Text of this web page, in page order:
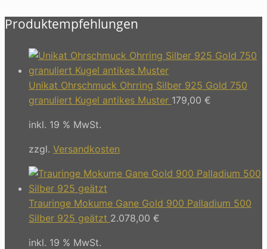
Produktempfehlungen
Unikat Ohrschmuck Ohrring Silber 925 Gold 750
granuliert Kugel antikes Muster 179,00 €
inkl. 19 % MwSt.
zzgl. Versandkosten
Trauringe Mokume Gane Gold 900 Palladium 500
Silber 925 geätzt 2.078,00 €
inkl. 19 % MwSt.